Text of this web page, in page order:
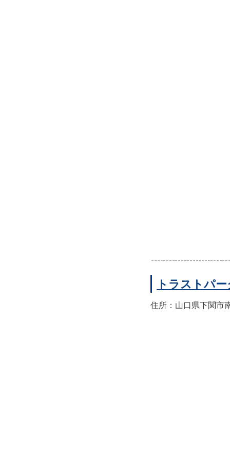
トラストパ
住所：山口県下関市